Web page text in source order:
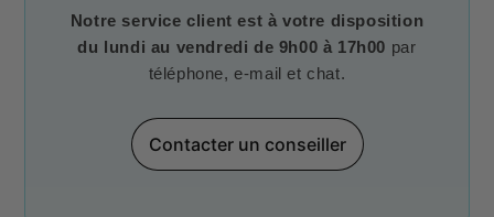
Notre service client est à votre disposition
du lundi au vendredi de 9h00 à 17h00 par
téléphone, e-mail et chat.
Contacter un conseiller